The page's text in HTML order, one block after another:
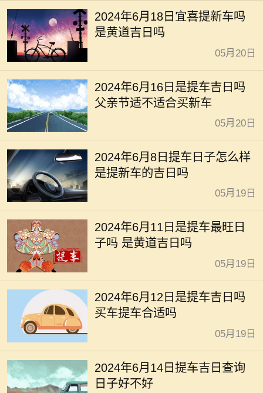
2024年6月18日宜喜提新车吗
是黄道吉日吗
05月20日
2024年6月16日是提车吉日吗
父亲节适不适合买新车
05月20日
2024年6月8日提车日子怎么样
是提新车的吉日吗
05月19日
2024年6月11日是提车最旺日
子吗 是黄道吉日吗
05月19日
2024年6月12日是提车吉日吗
买车提车合适吗
05月19日
2024年6月14日提车吉日查询
日子好不好